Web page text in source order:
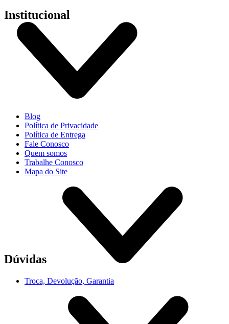
Institucional
Blog
Política de Privacidade
Política de Entrega
Fale Conosco
Quem somos
Trabalhe Conosco
Mapa do Site
Dúvidas
Troca, Devolução, Garantia